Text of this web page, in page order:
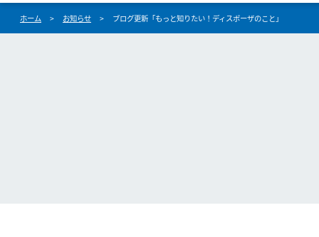
ホーム > お知らせ > ブログ更新「もっと知りたい！ディスポーザのこと」